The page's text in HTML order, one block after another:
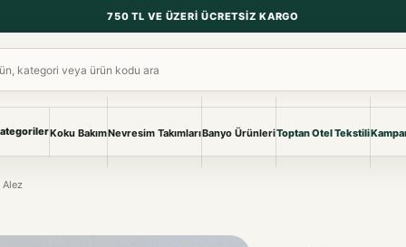
750 TL VE ÜZERI ÜCRETSIZ KARGO
Koku BakımNevresim TakımlarıBanyo ÜrünleriToptan Otel Tekstili
Alez